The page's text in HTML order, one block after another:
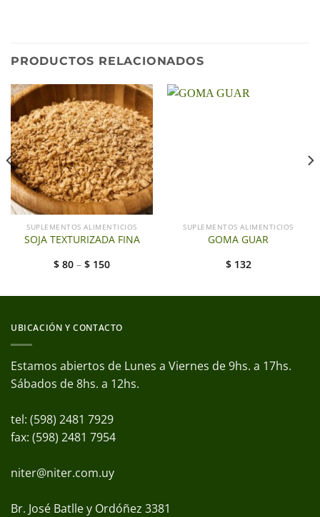
PRODUCTOS RELACIONADOS
SUPLEMENTOS ALIMENTICIOS
SOJA TEXTURIZADA FINA
$ 80 – $ 150
SUPLEMENTOS ALIMENTICIOS
GOMA GUAR
$ 132
UBICACIÓN Y CONTACTO
Estamos abiertos de Lunes a Viernes de 9hs. a 17hs.
Sábados de 8hs. a 12hs.
tel: (598) 2481 7929
fax: (598) 2481 7954
niter@niter.com.uy
Br. José Batlle y Ordóñez 3381